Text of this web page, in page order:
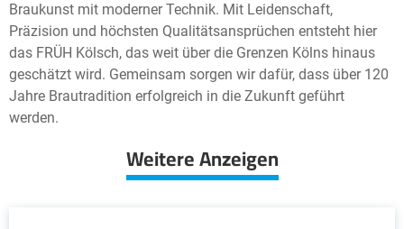
Braukunst mit moderner Technik. Mit Leidenschaft,
Präzision und höchsten Qualitätsansprüchen entsteht hier
das FRÜH Kölsch, das weit über die Grenzen Kölns hinaus
geschätzt wird. Gemeinsam sorgen wir dafür, dass über 120
Jahre Brautradition erfolgreich in die Zukunft geführt
werden.
Weitere Anzeigen